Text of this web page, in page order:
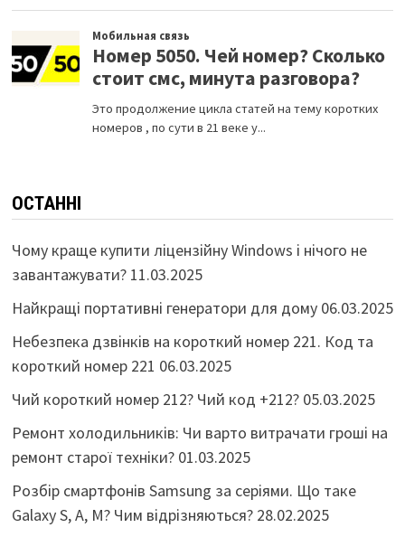
ОСТАННІ
Чому краще купити ліцензійну Windows і нічого не
завантажувати? 11.03.2025
Найкращі портативні генератори для дому 06.03.2025
Небезпека дзвінків на короткий номер 221. Код та
короткий номер 221 06.03.2025
Чий короткий номер 212? Чий код +212? 05.03.2025
Ремонт холодильників: Чи варто витрачати гроші на
ремонт старої техніки? 01.03.2025
Розбір смартфонів Samsung за серіями. Що таке
Galaxy S, A, M? Чим відрізняються? 28.02.2025